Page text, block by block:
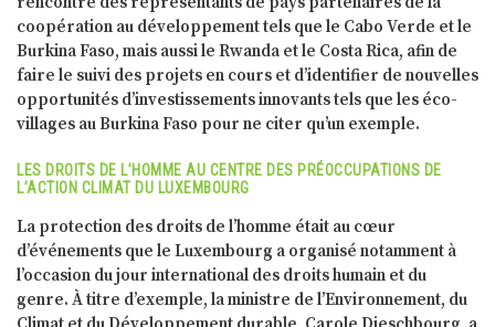
coopération au développement tels que le Cabo Verde et le
Burkina Faso, mais aussi le Rwanda et le Costa Rica, afin de
faire le suivi des projets en cours et d’identifier de nouvelles
opportunités d’investissements innovants tels que les éco-
villages au Burkina Faso pour ne citer qu’un exemple.
LES DROITS DE L’HOMME AU CENTRE DES PRÉOCCUPATIONS DE
L’ACTION CLIMAT DU LUXEMBOURG
La protection des droits de l’homme était au cœur
d’événements que le Luxembourg a organisé notamment à
l’occasion du jour international des droits humain et du
genre. À titre d’exemple, la ministre de l’Environnement, du